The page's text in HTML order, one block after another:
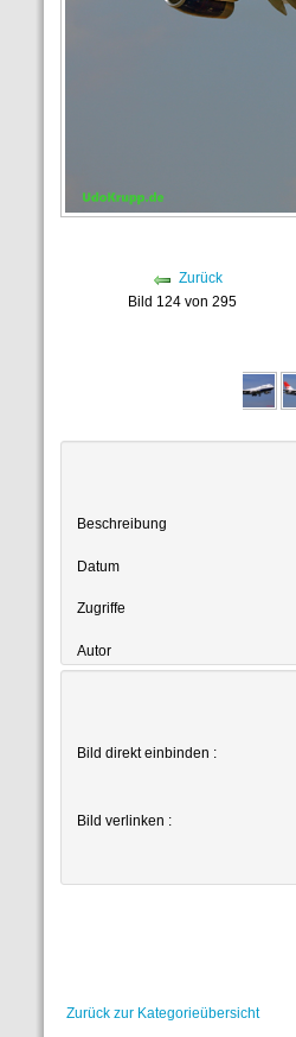
Zurück
Bild 124 von 295
Beschreibung
Datum
Zugriffe
Autor
Bild direkt einbinden :
Bild verlinken :
Zurück zur Kategorieübersicht